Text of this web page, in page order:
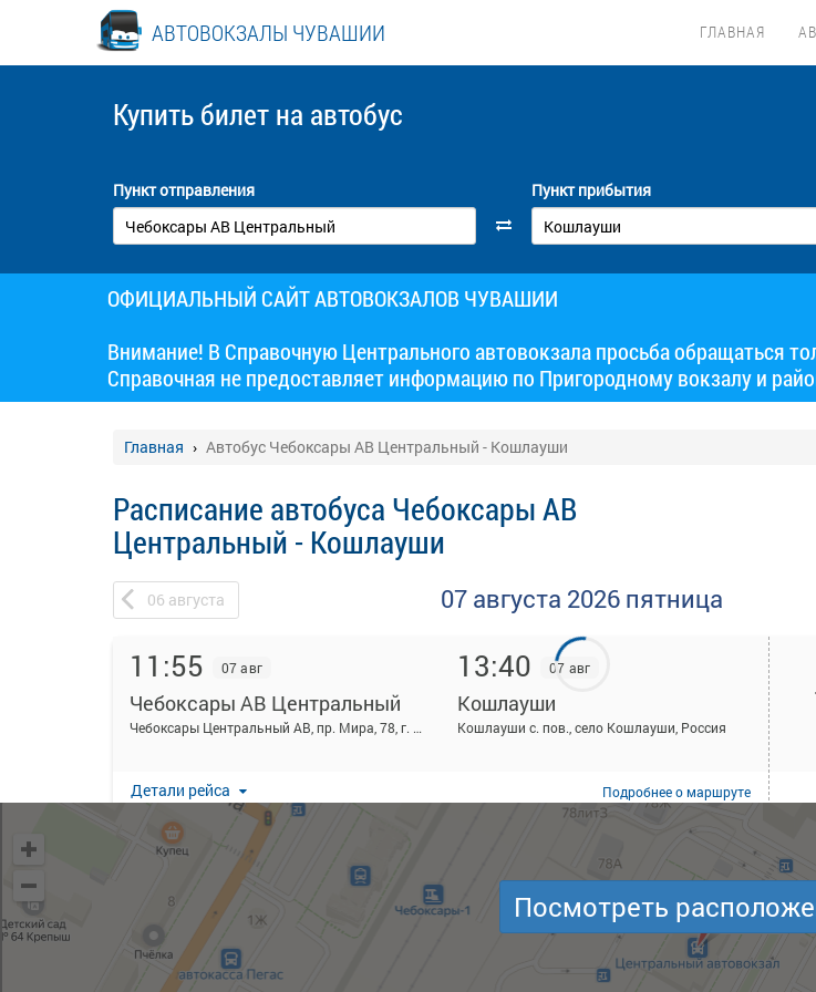
АВТОВОКЗАЛЫ ЧУВАШИИ ГЛАВНАЯ
Купить билет на автобус
Пункт отправления Пункт прибытия
ОФИЦИАЛЬНЫЙ САЙТ АВТОВОКЗАЛОВ ЧУВАШИИ
Внимание! В Справочную Центрального автовокзала просьба обращаться
Справочная не предоставляет информацию по Пригородному вокзалу и
Главная Автобус Чебоксары АВ Центральный - Кошлауши
Расписание автобуса Чебоксары АВ
Центральный - Кошлауши
06 августа 07 августа 2026 пятница
11:55 07 авг
Чебоксары АВ Центральный
Чебоксары Центральный АВ, пр. Мира, 78, г. Чебоксары
13:40 07 авг
Кошлауши
Кошлауши с. пов., село Кошлауши, Россия
Детали рейса Подробнеео маршруте
Посмотреть